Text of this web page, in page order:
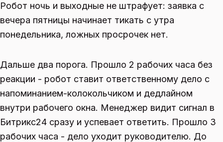
Робот ночь и выходные не штрафует: заявка с
вечера пятницы начинает тикать с утра
понедельника, ложных просрочек нет.
Дальше два порога. Прошло 2 рабочих часа без
реакции - робот ставит ответственному дело с
напоминанием-колокольчиком и дедлайном
внутри рабочего окна. Менеджер видит сигнал в
Битрикс24 сразу и успевает ответить. Прошло 3
рабочих часа - дело уходит руководителю. До